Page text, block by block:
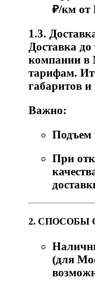
₽/км
1.3.
Доставка
компании в
тарифам.
габаритов и
Важно:
Подъем
При
2. СПОСОБЫ
(для